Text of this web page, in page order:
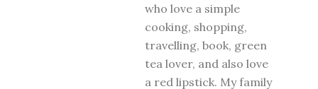
who love a simple
cooking, shopping,
travelling, book, green
tea lover, and also love
a red lipstick. My family